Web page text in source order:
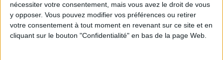
nécessiter votre consentement, mais vous avez le droit de vous
y opposer. Vous pouvez modifier vos préférences ou retirer
votre consentement à tout moment en revenant sur ce site et en
cliquant sur le bouton "Confidentialité" en bas de la page Web.